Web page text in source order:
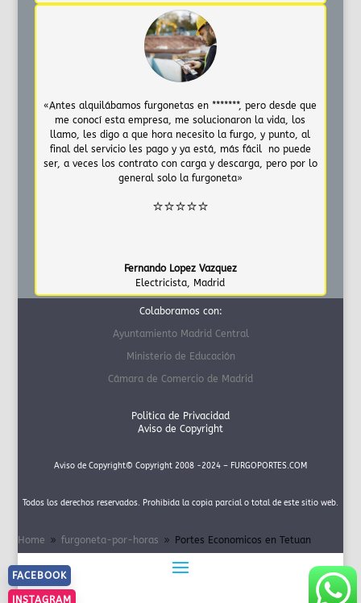
«Antes alquilábamos furgonetas en *******, pero desde que
me conocí esta empresa, me solucionaron la vida, los
llamo, les digo a que hora necesito la furgo, y punto, al
final del servicio les pago y ya está, más fácil no puede
ser, a veces los contrato con carga y descarga, pero por lo
general solo la furgoneta»
⭐⭐⭐⭐⭐
Fernando Lopez Vazquez
Electricista
Madrid
Colaboramos con:
Ayuntamiento Madrid Central
Ministerio de Educación
Cámara de Comercio de Madrid
Politica de Privacidad
Aviso de Copyright
Aviso de Copyright© Copyright 2008 -2024 – FURGOPORTES.COM
Todos los derechos reservados. Prohibida la copia parcial o total de este sitio web.
Home 9 furgoneta-por-horas 9 Portes Economicos en Tetuan
FACEBOOK
INSTAGRAM